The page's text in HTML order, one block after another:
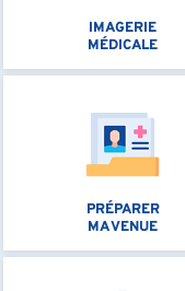
IMAGERIE
MÉDICALE
PRÉPARER
MA VENUE